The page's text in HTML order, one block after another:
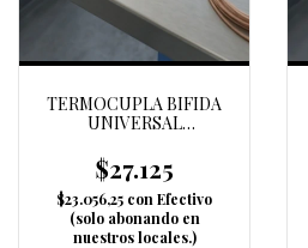
TERMOCUPLA BIFIDA
UNIVERSAL
9X1 200X2+720/270
C/PROLON 450 23354
$27.125
$23.056,25 con Efectivo
(solo abonando en
nuestros locales.)